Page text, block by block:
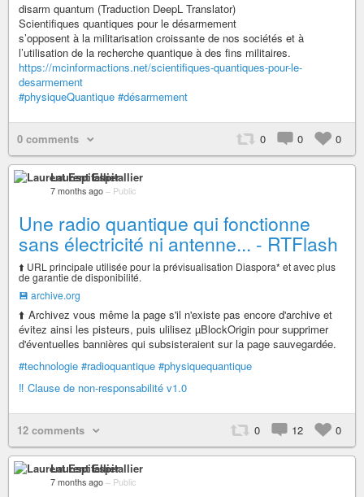
disarm quantum (Traduction DeepL Translator)
Scientifiques quantiques pour le désarmement
s’opposent à la militarisation croissante de nos sociétés et à
l’utilisation de la recherche quantique à des fins militaires.
https://mcinformactions.net/scientifiques-quantiques-pour-le-
desarmement
#physiqueQuantique #désarmement
0 comments 0 0 0
Laurent Espitallier
7 months ago – Public
Une radio quantique qui fonctionne
sans électricité ni antenne... - RTFlash
⬆️ URL principale utilisée pour la prévisualisation Diaspora* et avec plus
de garantie de disponibilité.
💾 archive.org
⬆️ Archivez vous même la page s'il n'existe pas encore d'archive et
évitez ainsi les pisteurs, puis ulilisez µBlockOrigin pour supprimer
d'éventuelles bannières qui subsisteraient sur la page sauvegardée.
#technologie #radioquantique #physiquequantique
‼️ Clause de non-responsabilité v1.0
12 comments 0 12 0
Laurent Espitallier
7 months ago – Public